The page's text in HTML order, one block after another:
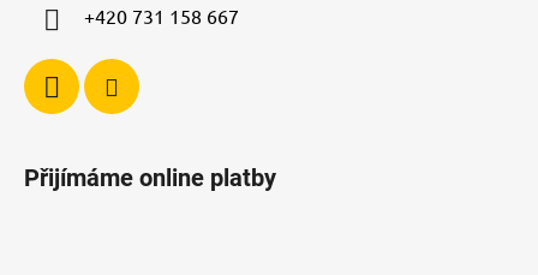
+420 731 158 667
Přijímáme online platby